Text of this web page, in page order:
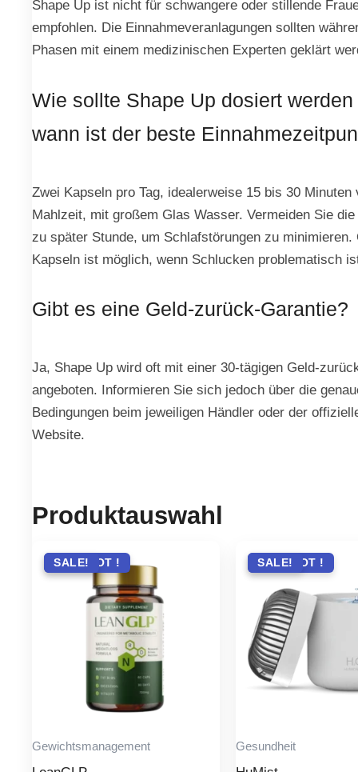
Shape Up ist nicht für schwangere oder stillende
empfohlen. Die Einnahmeveranlagungen sollten
Phasen mit einem medizinischen Experten geklärt
Wie sollte Shape Up dosiert werden
wann ist der beste
Zwei Kapseln pro Tag, idealerweise 15 bis 30 Minuten
Mahlzeit, mit großem Glas Wasser. Vermeiden Sie die
zu später Stunde, um Schlafstörungen zu minimieren.
Kapseln ist möglich, wenn Schlucken problematisch
Gibt es eine Geld-zurück-Garantie?
Ja, Shape Up wird oft mit einer 30-tägigen Geld-
angeboten. Informieren Sie sich jedoch über die
Bedingungen beim jeweiligen Händler oder der
Website.
Produktauswahl
ANGEBOT !
SALE!
Gewichtsmanagement
ANGEBOT !
SALE!
Gesundheit